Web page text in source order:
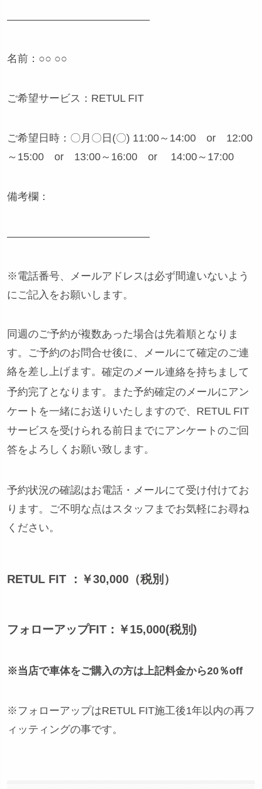
—————————————–
名前：○○ ○○
ご希望サービス：RETUL FIT
ご希望日時：〇月〇日(〇) 11:00～14:00 or 12:00
～15:00 or 13:00～16:00 or 14:00～17:00
備考欄：
—————————————–
※電話番号、メールアドレスは必ず間違いないよう
にご記入をお願いします。
同週のご予約が複数あった場合は先着順となりま
す。ご予約のお問合せ後に、メールにて確定のご連
絡を差し上げます。 確定のメール連絡を持ちまして
予約完了となります。また予約確定のメールにアン
ケートを一緒にお送りいたしますので、RETUL FIT
サービスを受けられる前日までにアンケートのご回
答を よろしくお願い致します。
予約状況の確認はお電話・メールにて受け付けてお
ります。ご不明な点はスタッフまでお気軽にお尋ね
ください。
RETUL FIT ：￥30,000（税別）
フォローアップFIT：￥15,000(税別)
※当店で車体をご購入の方は上記料金から20％off
※フォローアップはRETUL FIT施工後1年以内の再フ
ィッティングの事です。